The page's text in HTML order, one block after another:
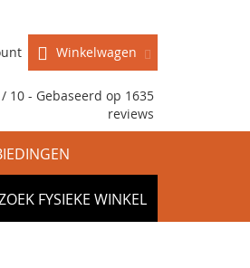
Winkelwagen
10 - Gebaseerd op 1635
reviews
FYSIEKE WINKEL